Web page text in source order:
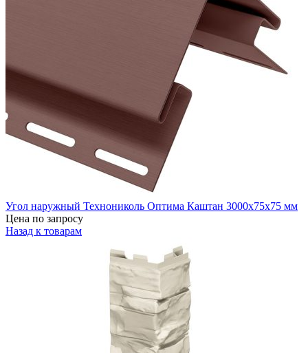
Угол наружный Технониколь Оптима Каштан 3000х75х75 мм
Цена по запросу
Назад к товарам